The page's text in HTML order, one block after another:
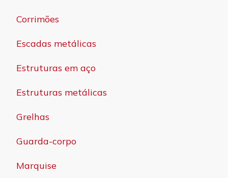
Corrimões
Escadas metálicas
Estruturas em aço
Estruturas metálicas
Grelhas
Guarda-corpo
Marquise